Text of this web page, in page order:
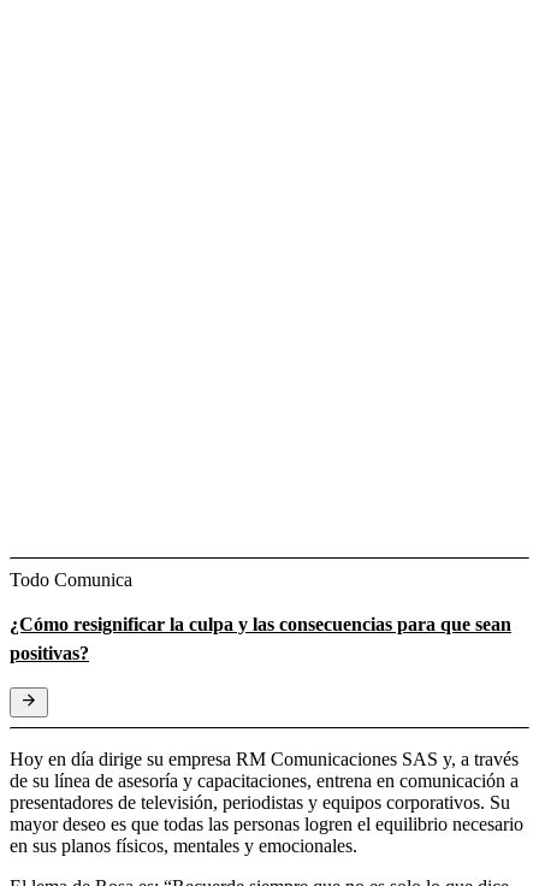
Todo Comunica
¿Cómo resignificar la culpa y las consecuencias para que sean
positivas?
Hoy en día dirige su empresa RM Comunicaciones SAS y, a través
de su línea de asesoría y capacitaciones, entrena en comunicación a
presentadores de televisión, periodistas y equipos corporativos. Su
mayor deseo es que todas las personas logren el equilibrio necesario
en sus planos físicos, mentales y emocionales.